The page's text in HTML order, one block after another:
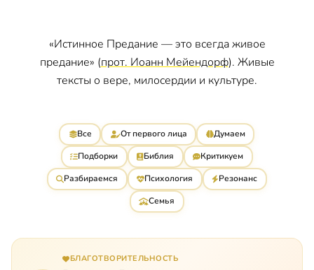
«Истинное Предание — это всегда живое
предание» (прот. Иоанн Мейендорф). Живые
тексты о вере, милосердии и культуре.
Все От первого лица
Думаем
Подборки
Библия
Критикуем
Разбираемся
Психология
Резонанс
Семья
БЛАГОТВОРИТЕЛЬНОСТЬ